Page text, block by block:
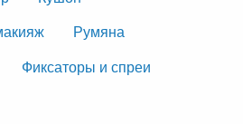
Румяна
Фиксаторы и спреи